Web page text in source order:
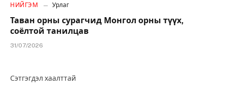
НИЙГЭМ Урлаг
Таван орны сурагчид Монгол орны түүх,
соёлтой танилцав
31/07/2026
Сэтгэгдэл хаалттай